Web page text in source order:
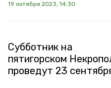
19 октября 2023, 14:30
Субботник на
пятигорском
проведут 23